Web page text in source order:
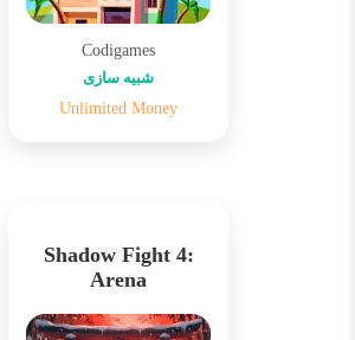
Codigames
شبیه سازی
Unlimited Money
Shadow Fight 4:
Arena